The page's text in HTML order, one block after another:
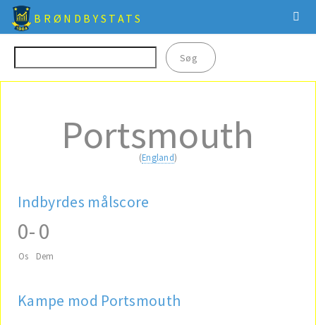
BRØNDBYSTATS
Portsmouth
(England)
Indbyrdes målscore
0
Os
-0
Dem
Kampe mod Portsmouth